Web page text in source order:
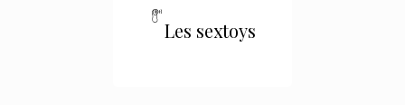
Les sextoys